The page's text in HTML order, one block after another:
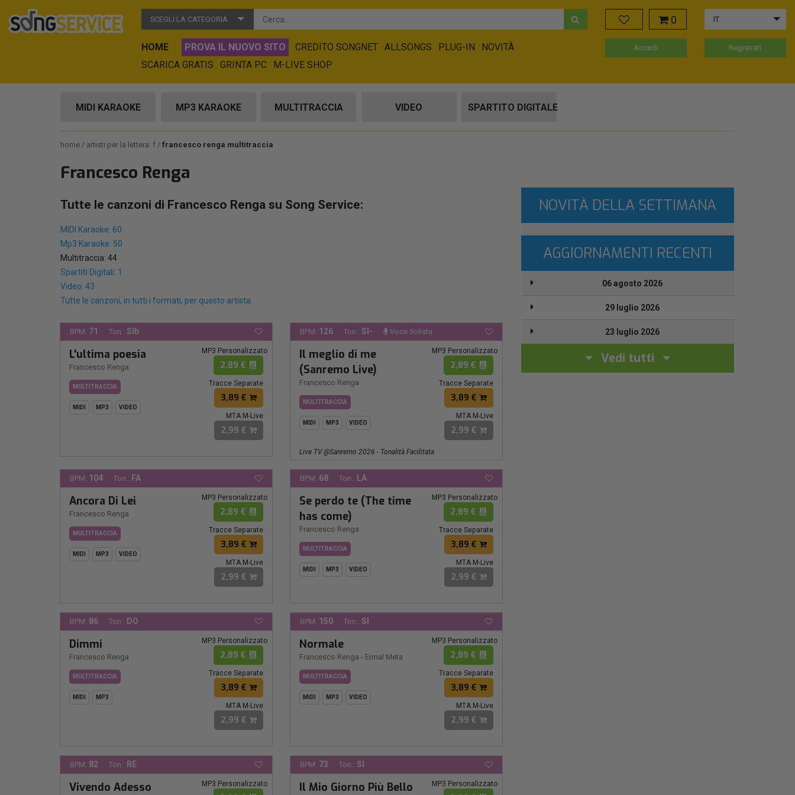
SCEGLI LA CATEGORIA
HOME PROVA IL NUOVO SITO CREDITO SONGNET ALLSONGS PLUG-IN
NOVITÀ
SCARICA GRATIS
GRINTA PC M-LIVE SHOP
0 IT
Accedi Registrati
MIDI KARAOKE MP3 KARAOKE MULTITRACCIA VIDEO SPARTITO DIGITALE
home artisti per la lettera: f francesco renga multitraccia
Francesco Renga
Tutte le canzoni di Francesco Renga su Song Service:
MIDI Karaoke: 60
Mp3 Karaoke: 50
Multitraccia: 44
Spartiti Digitali: 1
Video: 43
Tutte le canzoni, in tutti i formati, per questo artista.
BPM: 71 Ton.: SIb
L'ultima poesia
Francesco Renga
MULTITRACCIA
MIDI MP3 VIDEO
MP3 Personalizzato
2,89 €
Tracce Separate
3,89 €
MTA M-Live
2,99 €
BPM: 126 Ton.: SI- Voce Solista
Il meglio di me
(Sanremo Live)
Francesco Renga
MULTITRACCIA
MIDI MP3 VIDEO
MP3 Personalizzato
2,89 €
Tracce Separate
3,89 €
MTA M-Live
2,99 €
Live TV @Sanremo 2026 - Tonalità Facilitata
BPM: 104 Ton.: FA
Ancora Di Lei
Francesco Renga
MULTITRACCIA
MIDI MP3 VIDEO
MP3 Personalizzato
2,89 €
Tracce Separate
3,89 €
MTA M-Live
2,99 €
BPM: 68 Ton.: LA
Se perdo te (The time
has come)
Francesco Renga
MULTITRACCIA
MIDI MP3 VIDEO
MP3 Personalizzato
2,89 €
Tracce Separate
3,89 €
MTA M-Live
2,99 €
BPM: 86 Ton.: DO
Dimmi
Francesco Renga
MULTITRACCIA
MIDI MP3
MP3 Personalizzato
2,89 €
Tracce Separate
3,89 €
MTA M-Live
2,99 €
BPM: 150 Ton.: SI
Normale
Francesco Renga - Ermal Meta
MULTITRACCIA
MIDI MP3 VIDEO
MP3 Personalizzato
2,89 €
Tracce Separate
3,89 €
MTA M-Live
2,99 €
BPM: 82 Ton.: RE
Vivendo Adesso MP3 Personalizzato
BPM: 73 Ton.: SI
Il Mio Giorno Più Bello
MP3 Personalizzato
NOVITÀ DELLA SETTIMANA
AGGIORNAMENTI RECENTI
06 agosto 2026
29 luglio 2026
23 luglio 2026
Vedi tutti